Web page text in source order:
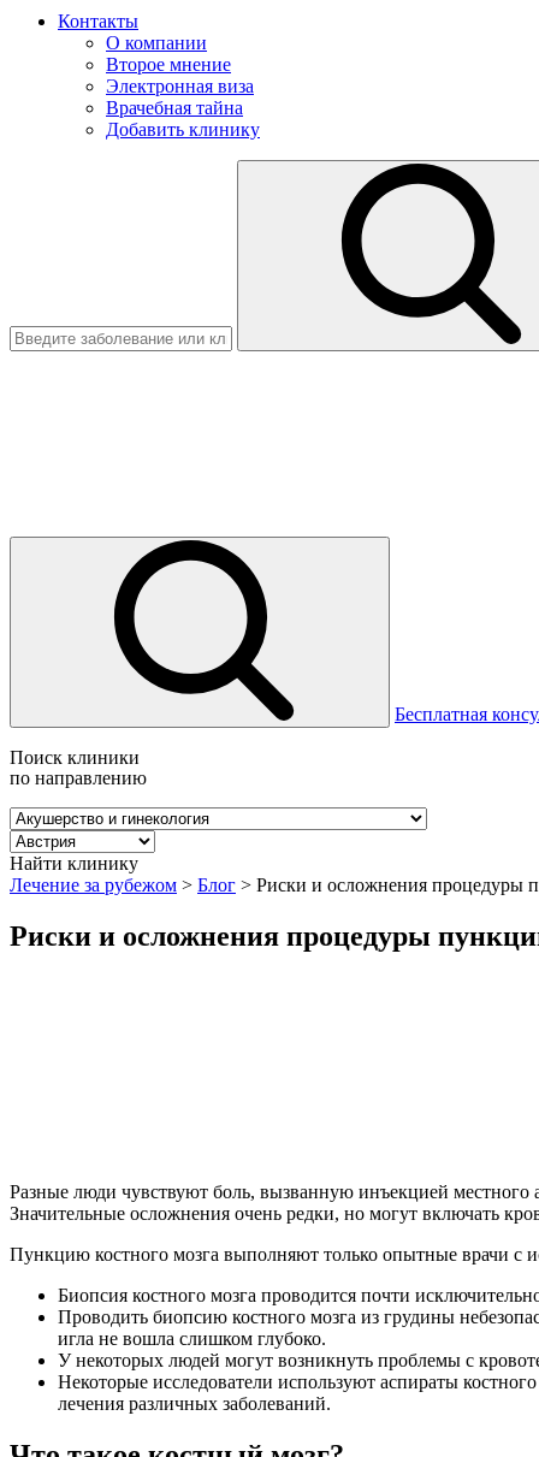
Контакты
О компании
Второе мнение
Электронная виза
Врачебная тайна
Добавить клинику
Бесплатная
Поиск клиники
по направлению
Найти клинику
Лечение за рубежом > Блог > Риски и осложнения процедуры
Риски и осложнения процедуры
Разные люди чувствуют боль, вызванную инъекцией местного
Значительные осложнения очень редки, но могут включать
Пункцию костного мозга выполняют только опытные врачи с
Биопсия костного мозга проводится почти
Проводить биопсию костного мозга из грудины
игла не вошла слишком глубоко.
У некоторых людей могут возникнуть проблемы с
Некоторые исследователи используют аспираты
лечения различных заболеваний.